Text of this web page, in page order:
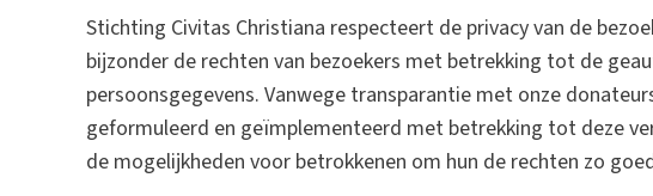
Stichting Civitas Christiana respecteert de privacy van de
bijzonder de rechten van bezoekers met betrekking tot de
persoonsgegevens. Vanwege transparantie met onze
geformuleerd en geïmplementeerd met betrekking tot deze
de mogelijkheden voor betrokkenen om hun de rechten zo